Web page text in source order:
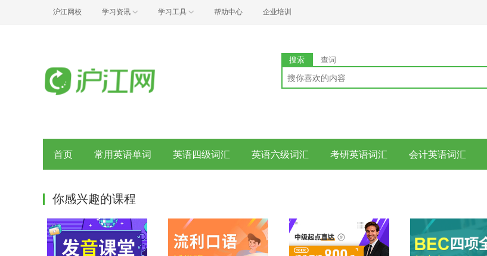
沪江网校 学习资讯 学习工具 帮助中心 企业培训
搜索 查词
首页 常用英语单词 英语四级词汇 英语六级词汇 考研英语词汇 会计英语词汇
你感兴趣的课程